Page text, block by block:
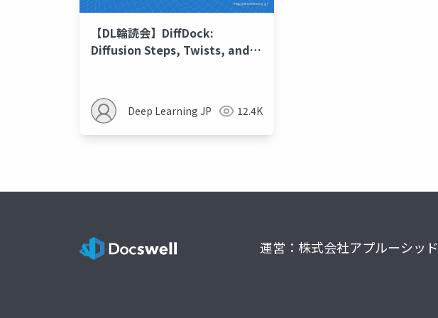
【DL輪読会】DiffDock:
Diffusion Steps, Twists, and
Deep Learning JP 12.4K
運営：株式会社アプルーシッド